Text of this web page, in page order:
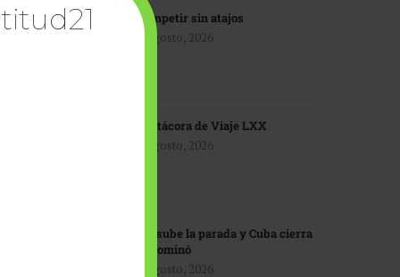
Competir sin atajos
4 agosto, 2026
Bitácora de Viaje LXX
3 agosto, 2026
EU sube la parada y Cuba cierra
el dominó
3 agosto, 2026